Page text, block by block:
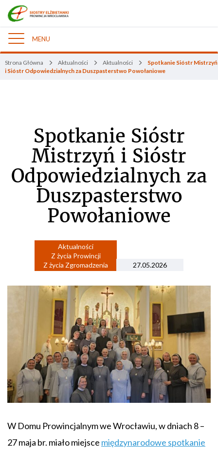
Nawigacja
MENU
Strona Główna Aktualności Aktualności
Spotkanie Sióstr Mistrzyń
i Sióstr Odpowiedzialnych za Duszpasterstwo Powołaniowe
Spotkanie Sióstr
Mistrzyń i Sióstr
Odpowiedzialnych za
Duszpasterstwo
Powołaniowe
Aktualności
Z życia Prowincji
Z życia Zgromadzenia
27.05.2026
W Domu Prowincjalnym we Wrocławiu, w dniach 8 –
27 maja br. miało miejsce międzynarodowe spotkanie